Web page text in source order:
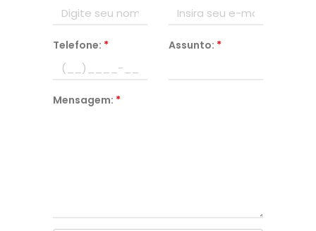
Telefone: * Assunto: *
Mensagem: *